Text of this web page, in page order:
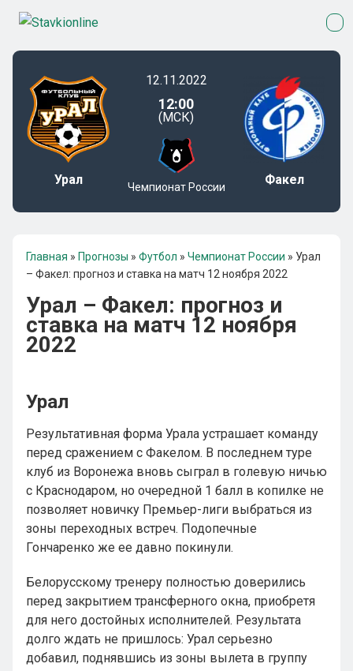
Урал
12.11.2022
12:00
(МСК)
Чемпионат России Факел
Главная » Прогнозы » Футбол » Чемпионат России » Урал
– Факел: прогноз и ставка на матч 12 ноября 2022
Урал – Факел: прогноз и
ставка на матч 12 ноября
2022
Урал
Результативная форма Урала устрашает команду
перед сражением с Факелом. В последнем туре
клуб из Воронежа вновь сыграл в голевую ничью
с Краснодаром, но очередной 1 балл в копилке не
позволяет новичку Премьер-лиги выбраться из
зоны переходных встреч. Подопечные
Гончаренко же ее давно покинули.
Белорусскому тренеру полностью доверились
перед закрытием трансферного окна, приобретя
для него достойных исполнителей. Результата
долго ждать не пришлось: Урал серьезно
добавил, поднявшись из зоны вылета в группу